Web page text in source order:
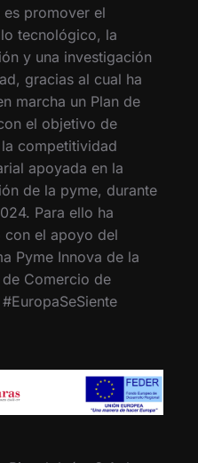
promover el
tecnológico, la
y una investigación
gracias al cual ha
marcha un Plan de
el objetivo de
competitividad
apoyada en la
de la pyme, durante
Para ello ha
con el apoyo del
Pyme Innova de la
de Comercio de